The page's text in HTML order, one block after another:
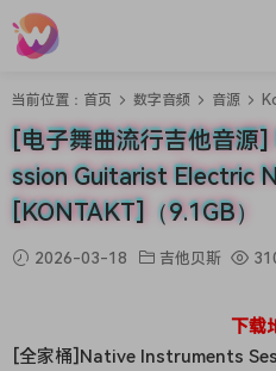
当前位置： 首页 数字音频 音源
[电子舞曲流行吉他音
ssion Guitarist Electric
[KONTAKT]（9.1GB）
2026-03-18 吉他贝斯
下载
[全家桶]Native Instruments